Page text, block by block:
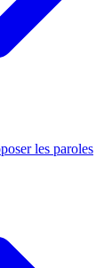
les paroles